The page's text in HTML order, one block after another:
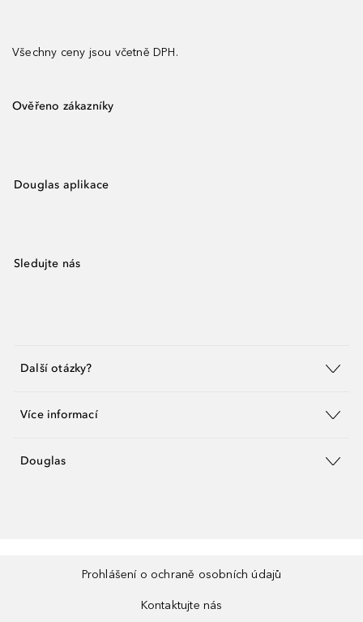
Všechny ceny jsou včetně DPH.
Ověřeno zákazníky
Douglas aplikace
Sledujte nás
Další otázky?
Více informací
Douglas
Prohlášení o ochraně osobních údajů
Kontaktujte nás